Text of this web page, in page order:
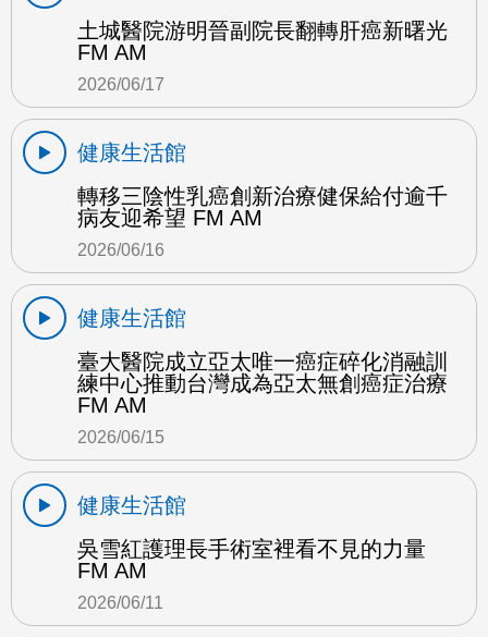
土城醫院游明晉副院長翻轉肝癌新曙光
FM AM
2026/06/17
健康生活館
轉移三陰性乳癌創新治療健保給付逾千
病友迎希望 FM AM
2026/06/16
健康生活館
臺大醫院成立亞太唯一癌症碎化消融訓
練中心推動台灣成為亞太無創癌症治療
FM AM
2026/06/15
健康生活館
吳雪紅護理長手術室裡看不見的力量
FM AM
2026/06/11